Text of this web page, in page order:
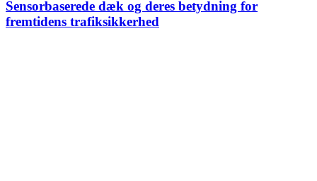
Sensorbaserede dæk og deres betydning for
fremtidens trafiksikkerhed